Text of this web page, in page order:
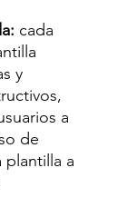
cada
y
a
de
plantilla a